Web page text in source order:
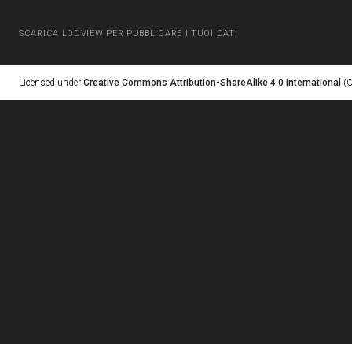
SCARICA LODVIEW PER PUBBLICARE I TUOI DATI
Licensed under Creative Commons Attribution-ShareAlike 4.0 International